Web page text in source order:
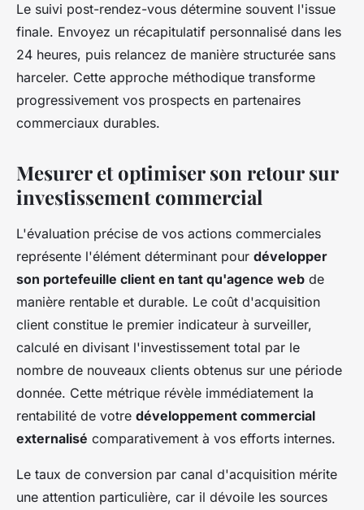
Le suivi post-rendez-vous détermine souvent l'issue
finale. Envoyez un récapitulatif personnalisé dans les
24 heures, puis relancez de manière structurée sans
harceler. Cette approche méthodique transforme
progressivement vos prospects en partenaires
commerciaux durables.
Mesurer et optimiser son retour sur
investissement commercial
L'évaluation précise de vos actions commerciales
représente l'élément déterminant pour développer
son portefeuille client en tant qu'agence web de
manière rentable et durable. Le coût d'acquisition
client constitue le premier indicateur à surveiller,
calculé en divisant l'investissement total par le
nombre de nouveaux clients obtenus sur une période
donnée. Cette métrique révèle immédiatement la
rentabilité de votre développement commercial
externalisé comparativement à vos efforts internes.
Le taux de conversion par canal d'acquisition mérite
une attention particulière, car il dévoile les sources